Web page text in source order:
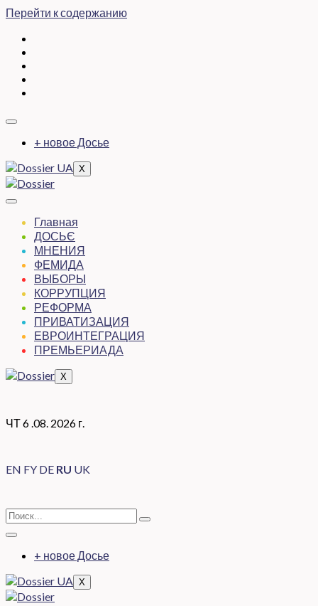
Перейти к содержанию
+ новое Досье
X
Главная
ДОСЬЄ
МНЕНИЯ
ФЕМИДА
ВЫБОРЫ
КОРРУПЦИЯ
РЕФОРМА
ПРИВАТИЗАЦИЯ
ЕВРОИНТЕГРАЦИЯ
ПРЕМЬЕРИАДА
X
ЧТ 6 .08. 2026 г.
EN FY DE RU UK
+ новое Досье
X